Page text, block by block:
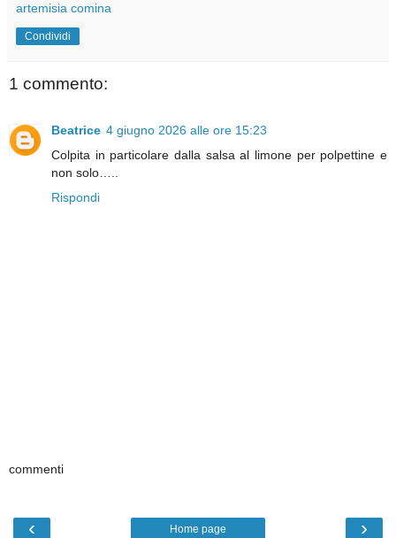
artemisia comina
Condividi
1 commento:
Beatrice 4 giugno 2026 alle ore 15:23
Colpita in particolare dalla salsa al limone per polpettine e
non solo…..
Rispondi
commenti
‹ ›
Home page